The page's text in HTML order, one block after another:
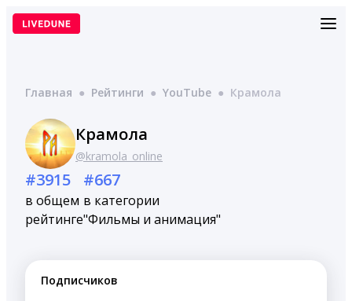
Перейти
Главная ● Рейтинги ● YouTube ● Крамола
Крамола
@kramola_online
#3915
в общем
рейтинге
#667
в категории
"Фильмы и анимация"
Подписчиков